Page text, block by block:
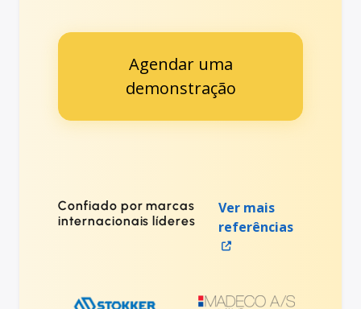
Agendar uma
demonstração
Confiado por marcas
internacionais líderes
Ver mais
referências